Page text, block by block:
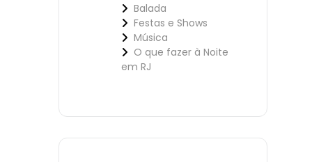
Balada
Festas e Shows
Música
O que fazer à Noite
em RJ